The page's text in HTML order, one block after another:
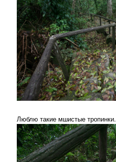
Люблю такие мшистые тропинки.